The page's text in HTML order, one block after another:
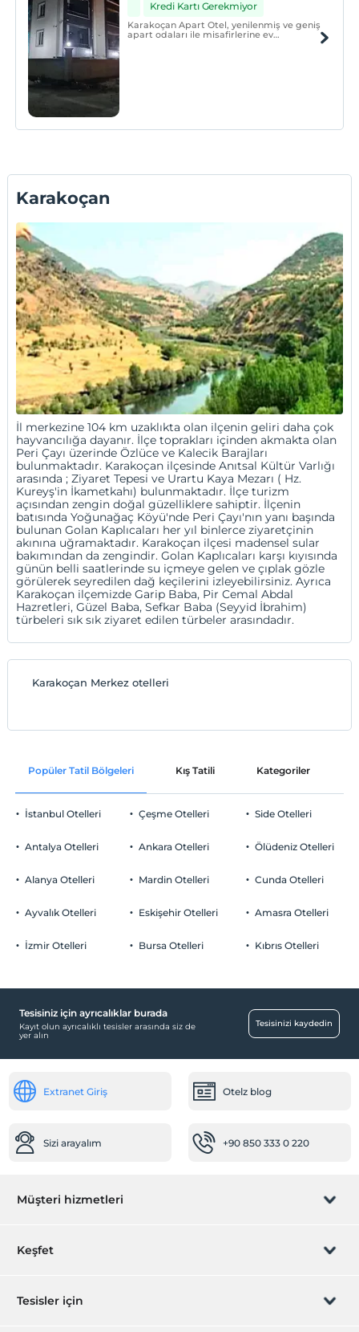
Kredi Kartı Gerekmiyor
Karakoçan Apart Otel, yenilenmiş ve geniş
apart odaları ile misafirlerine ev
Karakoçan
İl merkezine 104 km uzaklıkta olan ilçenin geliri daha çok
hayvancılığa dayanır. İlçe toprakları içinden akmakta olan
Peri Çayı üzerinde Özlüce ve Kalecik Barajları
bulunmaktadır. Karakoçan ilçesinde Anıtsal Kültür Varlığı
arasında ; Ziyaret Tepesi ve Urartu Kaya Mezarı ( Hz.
Kureyş'in İkametkahı) bulunmaktadır. İlçe turizm
açısından zengin doğal güzelliklere sahiptir. İlçenin
batısında Yoğunağaç Köyü'nde Peri Çayı'nın yanı başında
bulunan Golan Kaplıcaları her yıl binlerce ziyaretçinin
akınına uğramaktadır. Karakoçan ilçesi madensel sular
bakımından da zengindir. Golan Kaplıcaları karşı kıyısında
günün belli saatlerinde su içmeye gelen ve çıplak gözle
görülerek seyredilen dağ keçilerini izleyebilirsiniz. Ayrıca
Karakoçan ilçemizde Garip Baba, Pir Cemal Abdal
Hazretleri, Güzel Baba, Sefkar Baba (Seyyid İbrahim)
türbeleri sık sık ziyaret edilen türbeler arasındadır.
Karakoçan Merkez otelleri
Popüler Tatil Bölgeleri Kış Tatili Kategoriler
İstanbul Otelleri
Antalya Otelleri
Alanya Otelleri
Ayvalık Otelleri
İzmir Otelleri
Çeşme Otelleri
Ankara Otelleri
Mardin Otelleri
Eskişehir Otelleri
Bursa Otelleri
Side Otelleri
Ölüdeniz Otelleri
Cunda Otelleri
Amasra Otelleri
Kıbrıs Otelleri
Tesisiniz için ayrıcalıklar burada
Kayıt olun ayrıcalıklı tesisler arasında siz de
yer alın
Tesisinizi kaydedin
Extranet Giriş Otelz blog
Sizi arayalım +90 850 333 0 220
Müşteri hizmetleri
Rezervasyon yönet
Keşfet
Hediye Kart
Tesisler için